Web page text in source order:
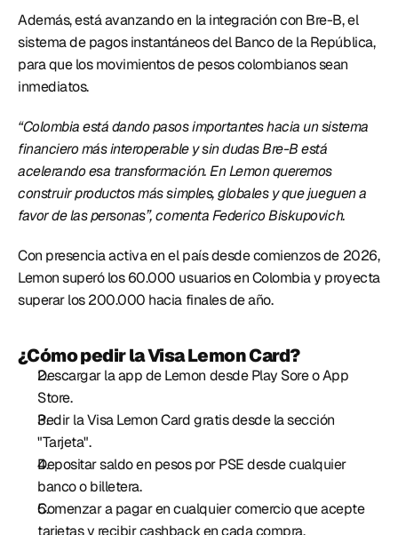
Además, está avanzando en la integración con Bre-B, el
sistema de pagos instantáneos del Banco de la República,
para que los movimientos de pesos colombianos sean
inmediatos.
“Colombia está dando pasos importantes hacia un sistema
financiero más interoperable y sin dudas Bre-B está
acelerando esa transformación. En Lemon queremos
construir productos más simples, globales y que jueguen a
favor de las personas”, comenta Federico Biskupovich.
Con presencia activa en el país desde comienzos de 2026,
Lemon superó los 60.000 usuarios en Colombia y proyecta
superar los 200.000 hacia finales de año.
¿Cómo pedir la Visa Lemon Card?
Descargar la app de Lemon desde Play Sore o App
Store.
Pedir la Visa Lemon Card gratis desde la sección
"Tarjeta".
Depositar saldo en pesos por PSE desde cualquier
banco o billetera.
Comenzar a pagar en cualquier comercio que acepte
tarjetas y recibir cashback en cada compra.